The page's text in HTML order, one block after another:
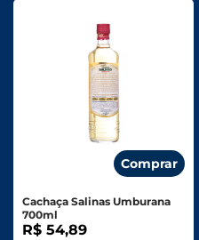
Comprar
Cachaça Salinas Umburana
700ml
R$ 54,89